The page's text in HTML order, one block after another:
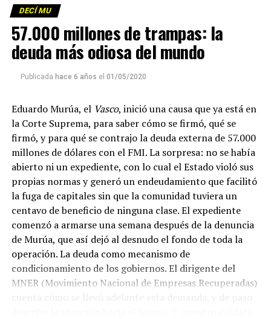
Foto: Martina Perosa
Descargar el programa
La reproducción de este programa es libre. Sólo tenés
que mandar un mail ainfolavaca@yahoo.com.ar
emitir todos los programas de Decí MU
DECÍ MU
57.000 millones de trampas: la
deuda más odiosa del mundo
Publicada hace 6 años el 01/05/2020
Eduardo Murúa, el Vasco, inició una causa que ya está en
la Corte Suprema, para saber cómo se firmó, qué se
firmó, y para qué se contrajo la deuda externa de 57.000
millones de dólares con el FMI. La sorpresa: no se había
abierto ni un expediente, con lo cual el Estado violó sus
propias normas y generó un endeudamiento que facilitó
la fuga de capitales sin que la comunidad tuviera un
centavo de beneficio de ninguna clase. El expediente
comenzó a armarse una semana después de la denuncia
de Murúa, que así dejó al desnudo el fondo de toda la
operación. La deuda como mecanismo de
condicionamiento de los gobiernos. El dirigente del
MNER (Movimiento Nacional de Empresas Recuperadas)